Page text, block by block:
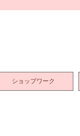
ショップワーク